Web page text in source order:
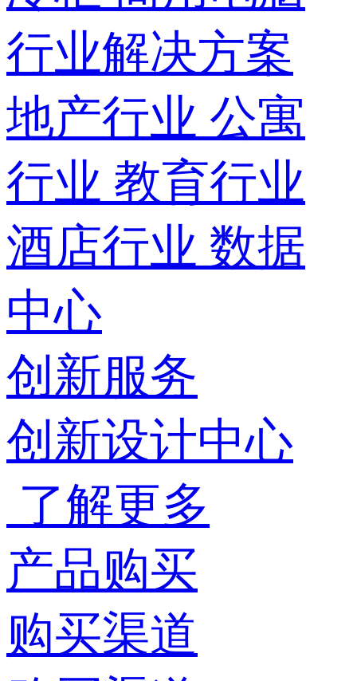
行业解决方案
地产行业 公寓
行业 教育行业
酒店行业 数据
中心
创新服务
创新设计中心
了解更多
产品购买
购买渠道